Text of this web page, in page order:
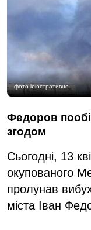
фото ілюстративне
Федоров
згодом
Сьогодні, 13
окупованого
пролунав
міста Іван